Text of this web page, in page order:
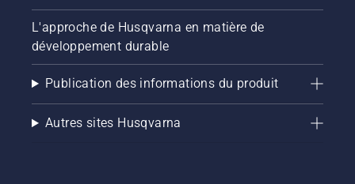
L'approche de Husqvarna en matière de
développement durable
Publication des informations du produit
Autres sites Husqvarna